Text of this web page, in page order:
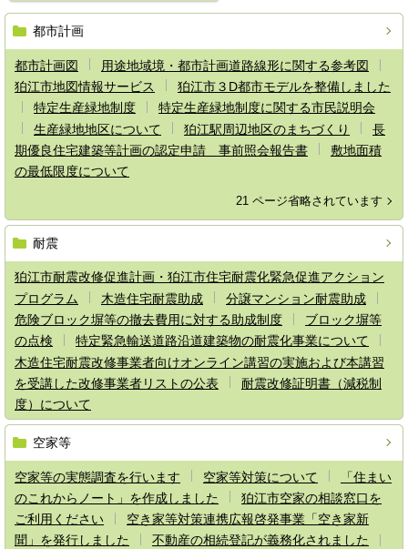
都市計画
都市計画図
用途地域境・都市計画道路線形に関する参考図
狛江市地図情報サービス
狛江市３D都市モデルを整備しました
特定生産緑地制度
特定生産緑地制度に関する市民説明会
生産緑地地区について
狛江駅周辺地区のまちづくり
長
期優良住宅建築等計画の認定申請 事前照会報告書
敷地面積
の最低限度について
21 ページ省略されています
耐震
狛江市耐震改修促進計画・狛江市住宅耐震化緊急促進アクション
プログラム
木造住宅耐震助成
分譲マンション耐震助成
危険ブロック塀等の撤去費用に対する助成制度
ブロック塀等
の点検
特定緊急輸送道路沿道建築物の耐震化事業について
木造住宅耐震改修事業者向けオンライン講習の実施および本講習
を受講した改修事業者リストの公表
耐震改修証明書（減税制
度）について
空家等
空家等の実態調査を行います 空家等対策について
「住まい
のこれからノート」を作成しました
狛江市空家の相談窓口を
ご利用ください
空き家等対策連携広報啓発事業「空き家新
聞」を発行しました
不動産の相続登記が義務化されました